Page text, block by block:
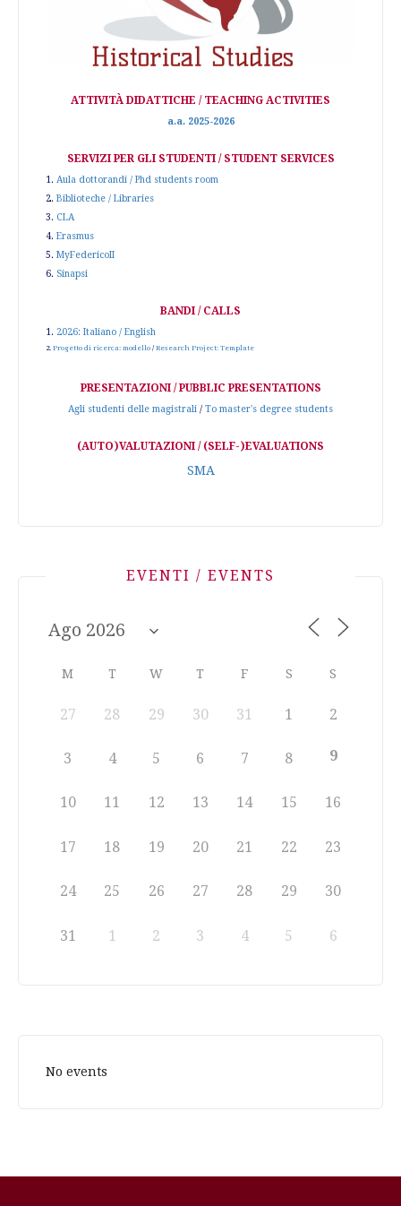
ATTIVITÀ DIDATTICHE / TEACHING ACTIVITIES
a.a. 2025-2026
SERVIZI PER GLI STUDENTI / STUDENT SERVICES
1. Aula dottorandi / Phd students room
2. Biblioteche / Libraries
3. CLA
4. Erasmus
5. MyFedericoII
6. Sinapsi
BANDI / CALLS
1. 2026: Italiano / English
2. Progetto di ricerca: modello /Research Project: Template
PRESENTAZIONI / PUBBLIC PRESENTATIONS
Agli studenti delle magistrali / To master's degree students
(AUTO)VALUTAZIONI / (SELF-)EVALUATIONS
SMA
EVENTI / EVENTS
M T W T F S S
27 28 29 30 31 1 2
3 4 5 6 7 8 9
10 11 12 13 14 15 16
17 18 19 20 21 22 23
24 25 26 27 28 29 30
31 1 2 3 4 5 6
No events